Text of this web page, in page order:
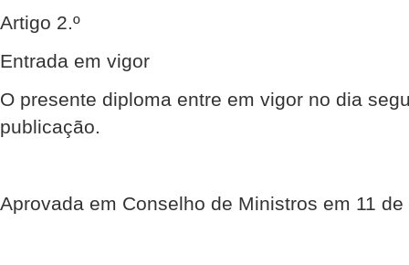
Artigo 2.º
Entrada em vigor
O presente diploma entre em vigor no dia
publicação.
Aprovada em Conselho de Ministros em 11